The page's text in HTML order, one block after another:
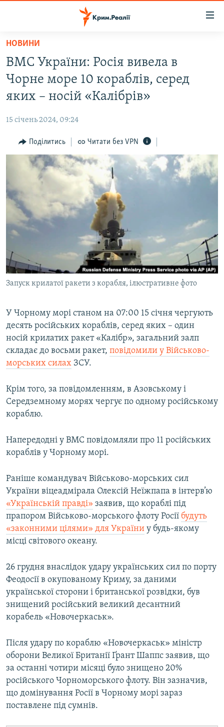
Перейти
основного
матеріалу
Перейти
до
основної
Перейти
до
пошуку
ВОДА.КРИМ
ВІДЕО ТА ФОТО
БЛОГИ
ПОГЛЯД
ІНТЕРВ'Ю
ВСЕ ЗА ДЕНЬ
СПЕЦПРОЕКТИ
ДЕПОРТАЦІЯ
ВІДЕОУРОКИ «ELIFBE»
СВІДЧЕННЯ ОКУПАЦІЇ
УКРАЇНСЬКА ПРОБЛЕМА КРИМУ
ІНФОГРАФІКА
ЯК ОБІЙТИ БЛОКУВАННЯ
Qırımtatar
ДОЛУЧАЙСЯ!
Усі сайти RFE/RL
НОВИНИ
ВМС України: Росія вивела в
Чорне море 10 кораблів, серед
яких – носій «Калібрів»
15 січень 2024, 09:24
Поділитись Читати без VPN
Запуск крилатої ракети з корабля, ілюстративне фото
У Чорному морі станом на 07:00 15 січня чергують
десять російських кораблів, серед яких – один
носій крилатих ракет «Калібр», загальний залп
складає до восьми ракет, повідомили у Військово-
морських силах ЗСУ.
Крім того, за повідомленням, в Азовському і
Середземному морях чергує по одному російському
кораблю.
Напередодні у ВМС повідомляли про 11 російських
кораблів у Чорному морі.
Раніше командувач Військово-морських сил
України віцеадмірала Олексій Неїжпапа в інтерв’ю
«Українській правді» заявив, що кораблі під
прапором Військово-морського флоту Росії будуть
«законними цілями» для України у будь-якому
місці світового океану.
26 грудня внаслідок удару українських сил по порту
Феодосії в окупованому Криму, за даними
української сторони і британської розвідки, був
знищений російський великий десантний
корабель «Новочеркаськ».
Після удару по кораблю «Новочеркаськ» міністр
оборони Великої Британії Ґрант Шаппс заявив, що
за останні чотири місяці було знищено 20%
російського Чорноморського флоту. Він зазначив,
що домінування Росії в Чорному морі зараз
поставлене під сумнів.